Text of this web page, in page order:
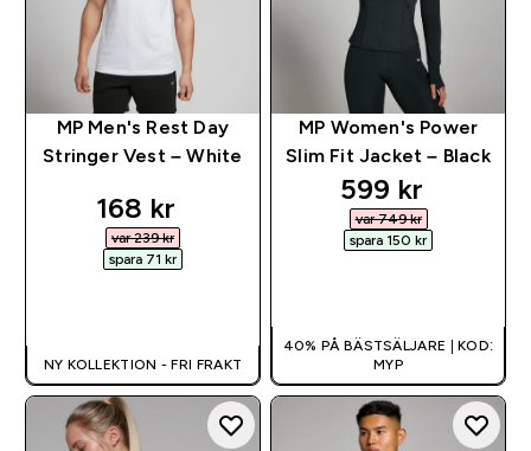
MP Men's Rest Day
Stringer Vest – White
discounted price
168 kr‎
var 239 kr‎
spara 71 kr‎
NY KOLLEKTION - FRI FRAKT
MP Women's Power
Slim Fit Jacket – Black
discounted
599 kr‎
var 749 kr‎
spara 150 kr‎
40% PÅ BÄSTSÄLJARE | KOD:
MYP